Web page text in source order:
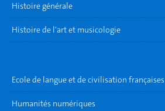
Histoire générale
Histoire de l'art et musicologie
Ecole de langue et de civilisation françaises
Humanités numériques